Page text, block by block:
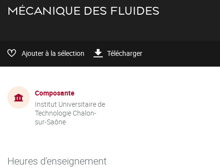
MÉCANIQUE DES FLUIDES
Ajouter à la sélection Télécharger
Composante
Institut Universitaire de
Technologie Chalon-
sur-Saône
Heures d'enseignement